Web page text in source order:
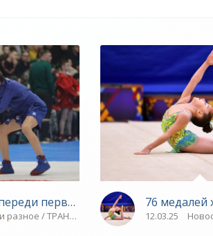
первенство России -
разное / ТРАНСФЕРЫ / Плавание / Другие
76 медалей
12.03.25